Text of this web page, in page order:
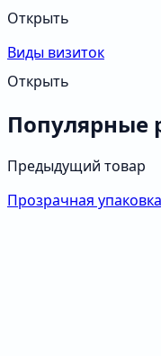
Открыть
Виды визиток
Открыть
Популярные
Предыдущий товар
Прозрачная